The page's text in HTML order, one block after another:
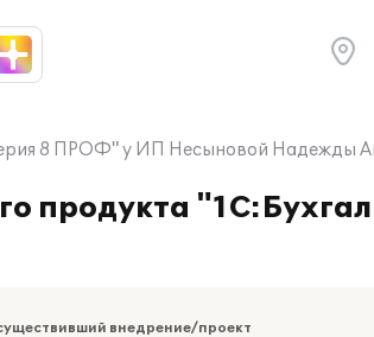
8 ПРОФ" у ИП Несыновой Надежды
продукта
внедрение/проект